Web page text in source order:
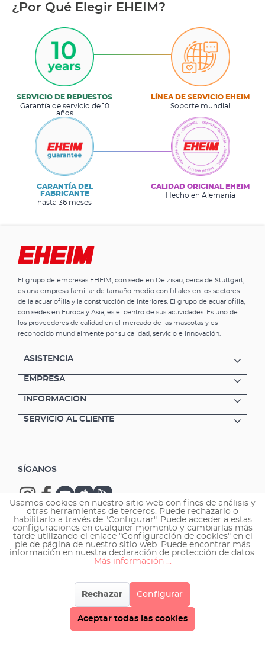
¿Por Qué Elegir EHEIM?
SERVICIO DE REPUESTOS
Garantía de servicio de 10
años
LÍNEA DE SERVICIO EHEIM
Soporte mundial
GARANTÍA DEL
FABRICANTE
hasta 36 meses
CALIDAD ORIGINAL EHEIM
Hecho en Alemania
El grupo de empresas EHEIM, con sede en Deizisau, cerca de Stuttgart,
es una empresa familiar de tamaño medio con filiales en los sectores
de la acuariofilia y la construcción de interiores. El grupo de acuariofilia,
con sedes en Europa y Asia, es el centro de sus actividades. Es uno de
los proveedores de calidad en el mercado de las mascotas y es
reconocido mundialmente por su calidad, servicio e innovación.
ASISTENCIA
EMPRESA
INFORMACIÓN
SERVICIO AL CLIENTE
SÍGANOS
Copyright © 2026 EHEIM GmbH & Co. KG.
Usamos cookies en nuestro sitio web con fines de análisis y
otras herramientas de terceros. Puede rechazarlo o
habilitarlo a través de "Configurar". Puede acceder a estas
configuraciones en cualquier momento y cambiarlas más
tarde utilizando el enlace "Configuración de cookies" en el
pie de página de nuestro sitio web. Puede encontrar más
información en nuestra declaración de protección de datos.
Más información ...
Rechazar Configurar
Aceptar todas las cookies